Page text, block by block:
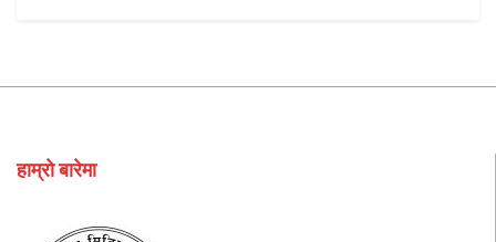
हाम्रो बारेमा